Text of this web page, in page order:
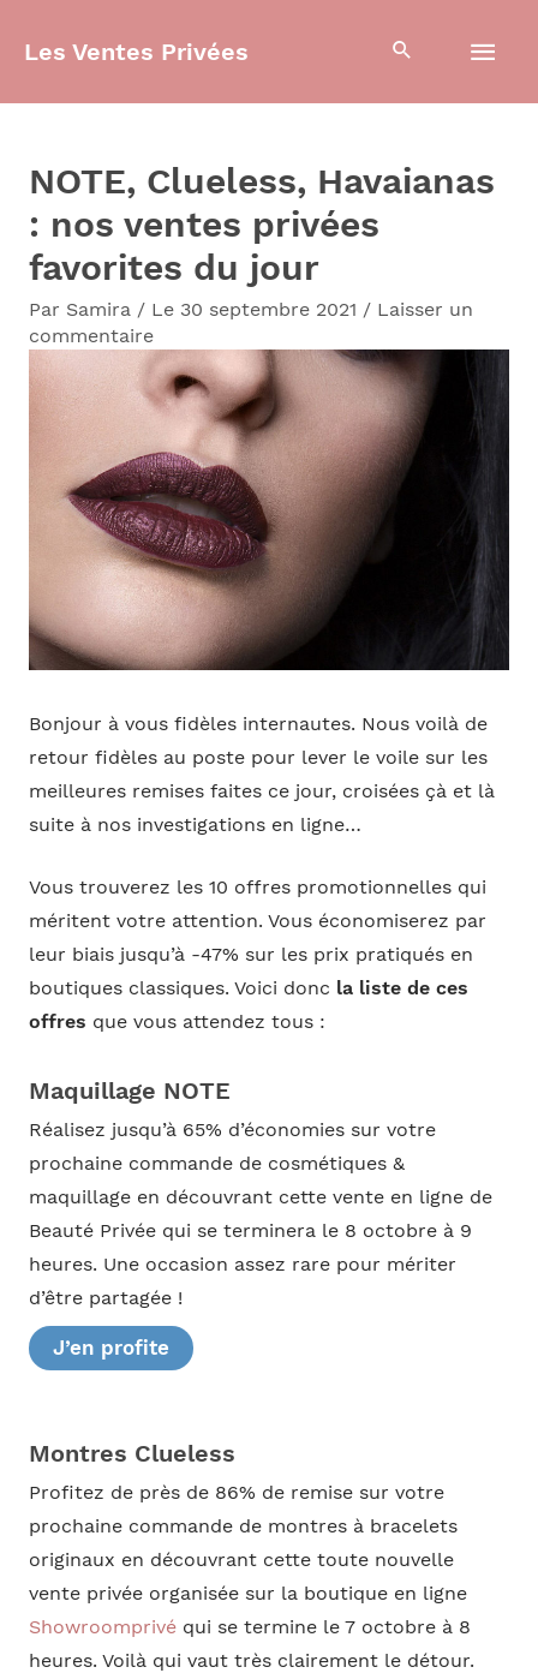
Les Ventes Privées
NOTE, Clueless, Havaianas
: nos ventes privées
favorites du jour
Par Samira / Le 30 septembre 2021 / Laisser un
commentaire
Bonjour à vous fidèles internautes. Nous voilà de
retour fidèles au poste pour lever le voile sur les
meilleures remises faites ce jour, croisées çà et là
suite à nos investigations en ligne…
Vous trouverez les 10 offres promotionnelles qui
méritent votre attention. Vous économiserez par
leur biais jusqu’à -47% sur les prix pratiqués en
boutiques classiques. Voici donc la liste de ces
offres que vous attendez tous :
Maquillage NOTE
Réalisez jusqu’à 65% d’économies sur votre
prochaine commande de cosmétiques &
maquillage en découvrant cette vente en ligne de
Beauté Privée qui se terminera le 8 octobre à 9
heures. Une occasion assez rare pour mériter
d’être partagée !
J’en profite
Montres Clueless
Profitez de près de 86% de remise sur votre
prochaine commande de montres à bracelets
originaux en découvrant cette toute nouvelle
vente privée organisée sur la boutique en ligne
Showroomprivéqui se termine le 7 octobre à 8
heures. Voilà qui vaut très clairement le détour.